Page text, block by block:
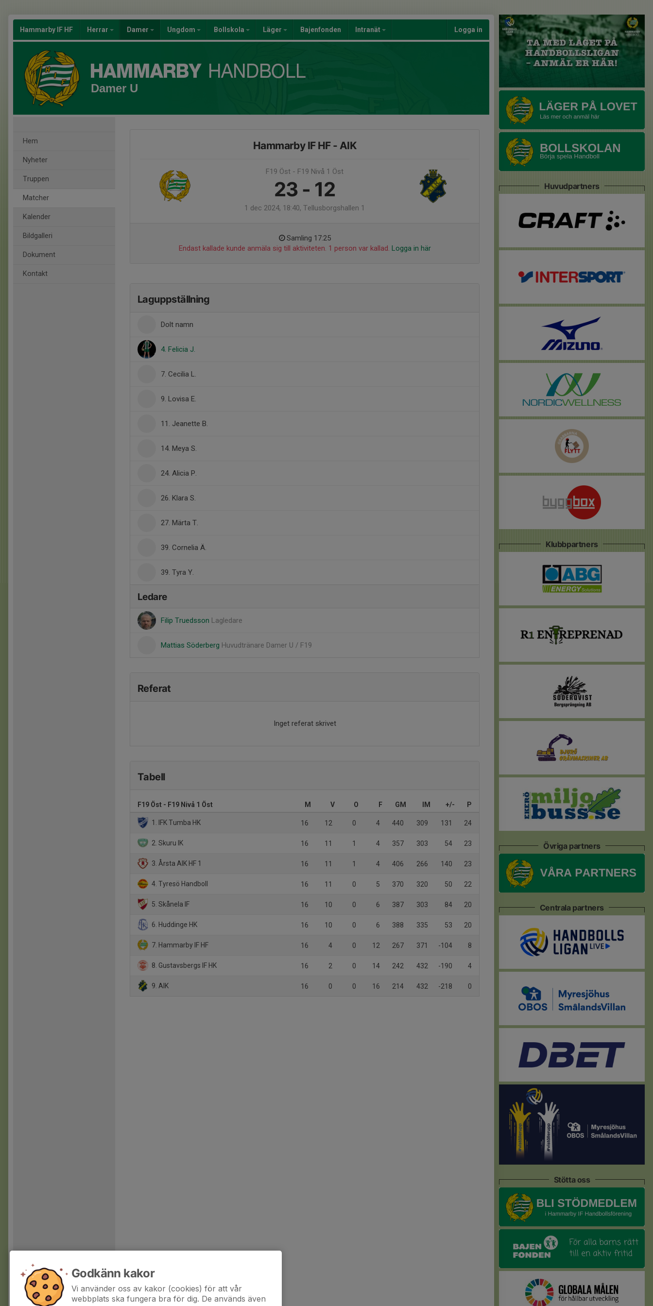
Hammarby IF HF Herrar Damer Ungdom Bollskola Läger Bajenfonden Intranät Logga in
Damer U
Hem
Nyheter
Truppen
Matcher
Kalender
Bildgalleri
Dokument
Kontakt
Hammarby IF HF - AIK
F19 Öst - F19 Nivå 1 Öst
23 - 12
1 dec 2024, 18:40, Tellusborgshallen 1
Samling 17:25
Endast kallade kunde anmäla sig till aktiviteten. 1 person var kallad. Logga in här
Laguppställning
Dolt namn
4. Felicia J.
7. Cecilia L.
9. Lovisa E.
11. Jeanette B.
14. Meya S.
24. Alicia P.
26. Klara S.
27. Märta T.
39. Cornelia Ä.
39. Tyra Y.
Ledare
Filip Truedsson Lagledare
Mattias Söderberg Huvudtränare Damer U / F19
Referat
Inget referat skrivet
Tabell
F19 Öst - F19 Nivå 1 Öst M V O F GM IM +/- P
1. IFK Tumba HK 16 12 0 4 440 309 131 24
2. Skuru IK 16 11 1 4 357 303 54 23
3. Årsta AIK HF 1 16 11 1 4 406 266 140 23
4. Tyresö Handboll 16 11 0 5 370 320 50 22
5. Skånela IF 16 10 0 6 387 303 84 20
6. Huddinge HK 16 10 0 6 388 335 53 20
7. Hammarby IF HF 16 4 0 12 267 371 -104 8
8. Gustavsbergs IF HK 16 2 0 14 242 432 -190 4
9. AIK 16 0 0 16 214 432 -218 0
Huvudpartners
Klubbpartners
Övriga partners
Centrala partners
Stötta oss
Godkänn kakor
Vi använder oss av kakor (cookies) för att vår
webbplats ska fungera bra för dig. De används även